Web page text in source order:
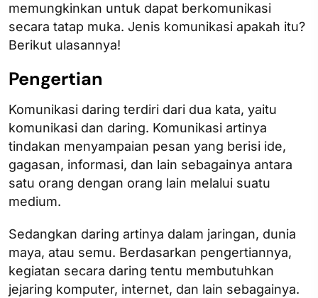
memungkinkan untuk dapat berkomunikasi
secara tatap muka. Jenis komunikasi apakah itu?
Berikut ulasannya!
Pengertian
Komunikasi daring terdiri dari dua kata, yaitu
komunikasi dan daring. Komunikasi artinya
tindakan menyampaian pesan yang berisi ide,
gagasan, informasi, dan lain sebagainya antara
satu orang dengan orang lain melalui suatu
medium.
Sedangkan daring artinya dalam jaringan, dunia
maya, atau semu. Berdasarkan pengertiannya,
kegiatan secara daring tentu membutuhkan
jejaring komputer, internet, dan lain sebagainya.